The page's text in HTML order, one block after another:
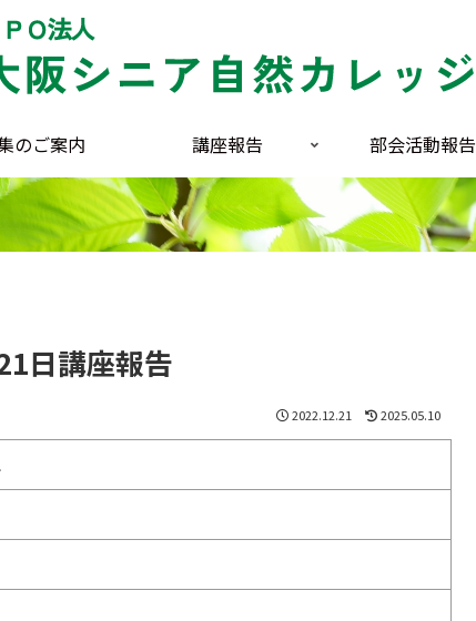
のご案内 講座報告 部会活動報告
日講座報告
2022.12.21 2025.05.10